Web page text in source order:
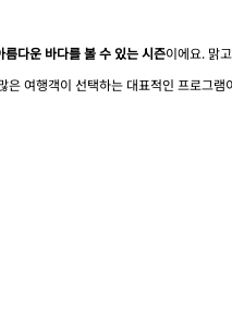
름다운 바다를 볼 수 있는 시즌이에요. 맑
은 여행객이 선택하는 대표적인 프로그램